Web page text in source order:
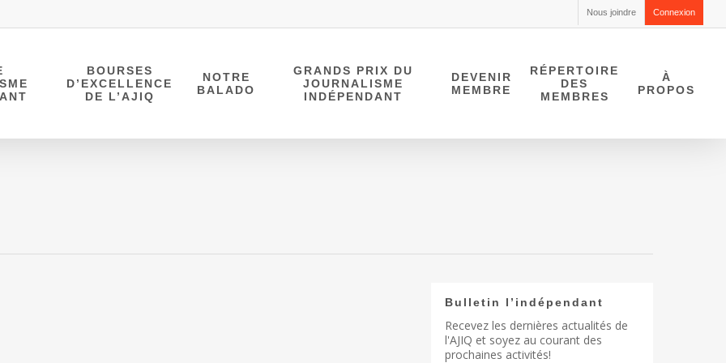
Nous joindre Connexion
BOURSES
D’EXCELLENCE
DE L’AJIQ
NOTRE
BALADO
GRANDS PRIX DU
JOURNALISME
INDÉPENDANT
DEVENIR
MEMBRE
RÉPERTOIRE
DES
MEMBRES
À
PROPOS
Bulletin l’indépendant
Recevez les dernières actualités de
l'AJIQ et soyez au courant des
prochaines activités!